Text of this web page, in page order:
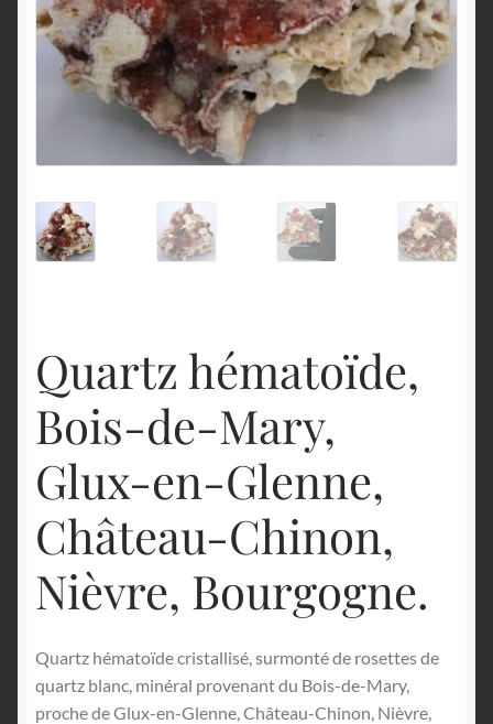
Quartz hématoïde,
Bois-de-Mary,
Glux-en-Glenne,
Château-Chinon,
Nièvre, Bourgogne.
Quartz hématoïde cristallisé, surmonté de rosettes de
quartz blanc, minéral provenant du Bois-de-Mary,
proche de Glux-en-Glenne, Château-Chinon, Nièvre,